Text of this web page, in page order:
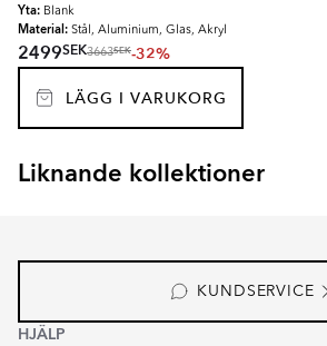
Yta: Blank
Material: Stål, Aluminium, Glas, Akryl
2499SEK3663SEK-32%
LÄGG I VARUKORG
Liknande kollektioner
LUNESSA
KUNDSERVICE
HJÄLP